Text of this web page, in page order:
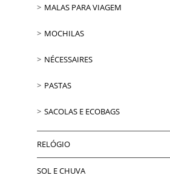
MALAS PARA VIAGEM
MOCHILAS
NÉCESSAIRES
PASTAS
SACOLAS E ECOBAGS
RELÓGIO
SOL E CHUVA